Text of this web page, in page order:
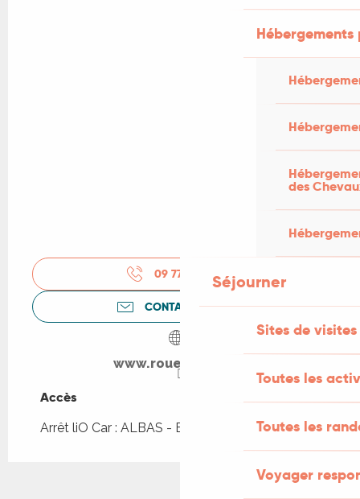
des
Séjourner
Sites de visites
Toutes les
Toutes les
Voyager
09 77 91 34▒▒
CONTACTEZ-NOUS
www.rouelibre.love
Accès
Accès
Arrêt liO Car : ALBAS - Bourg à 141m